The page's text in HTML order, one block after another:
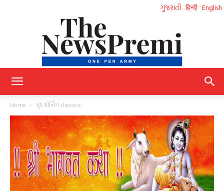
ગુજરાતી हिन्दी English
Gujarati
Home ગુડ મૉર્નિંગ classics